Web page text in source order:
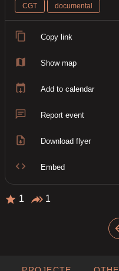
CGT documental
Copy link
Show map
Add to calendar
Report event
Download flyer
Embed
1 1